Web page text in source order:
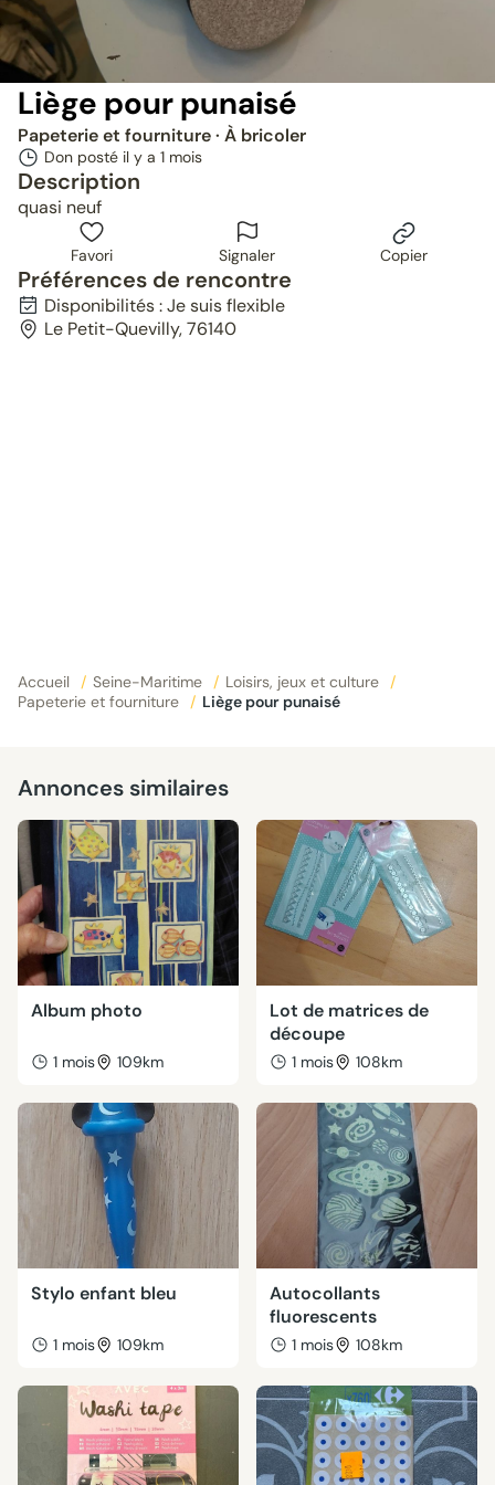
Liège pour punaisé
Papeterie et fourniture· À bricoler
Don posté il y a 1 mois
Description
quasi neuf
Favori Signaler Copier
Préférences de rencontre
Disponibilités : Je suis flexible
Le Petit-Quevilly, 76140
Accueil / Seine-Maritime / Loisirs, jeux et culture
/
Papeterie et fourniture
/ Liège pour punaisé
Annonces similaires
Album photo
1 mois 109km
Lot de matrices de
découpe
1 mois 108km
Stylo enfant bleu
1 mois 109km
Autocollants
fluorescents
1 mois 108km